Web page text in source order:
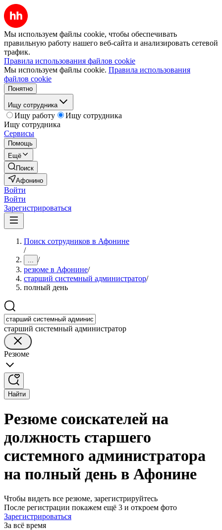
Мы используем файлы cookie, чтобы обеспечивать
правильную работу нашего веб-сайта и анализировать сетевой
трафик.
Правила использования файлов cookie
Мы используем файлы cookie. Правила использования
файлов cookie
Понятно
Ищу сотрудника
Ищу работу
Ищу сотрудника
Ищу сотрудника
Сервисы
Помощь
Ещё
Поиск
Афонино
Войти
Войти
Зарегистрироваться
Поиск сотрудников в Афонине
/
... /
резюме в Афонине/
старший системный администратор/
полный день
старший системный администратор
Резюме
Найти
Резюме соискателей на
должность старшего
системного администратора
на полный день в Афонине
Чтобы видеть все резюме, зарегистрируйтесь
После регистрации покажем ещё 3 и откроем фото
Зарегистрироваться
За всё время